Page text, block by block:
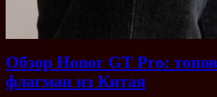
Обзор Honor GT Pro:
флагман из Китая